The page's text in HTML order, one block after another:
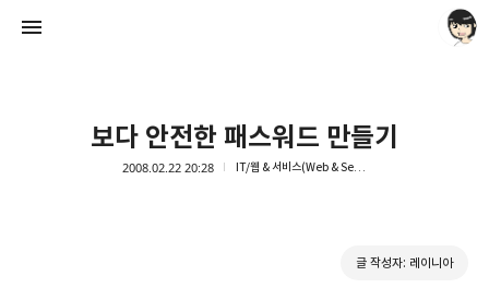
보다 안전한 패스워드 만들기
2008.02.22 20:28 IT/웹 & 서비스(Web & Service)
글 작성자: 레이니아